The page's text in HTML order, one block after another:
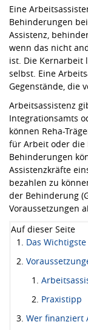
Eine
Behinderungen
Assistenz,
wenn das nicht
ist. Die Kernarbeit
selbst. Eine
Gegenstände, die
Arbeitsassistenz
Integrationsamts
können Reha-
für Arbeit oder die
Behinderungen
Assistenzkräfte
bezahlen zu
der Behinderung
Voraussetzungen
Auf dieser Seite
Das
Praxistipp
Wer finanziert